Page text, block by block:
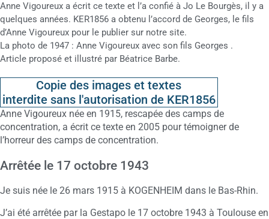
Anne Vigoureux a écrit ce texte et l’a confié à Jo Le Bourgès, il y a
quelques années. KER1856 a obtenu l’accord de Georges, le fils
d’Anne Vigoureux pour le publier sur notre site.
La photo de 1947 : Anne Vigoureux avec son fils Georges .
Article proposé et illustré par Béatrice Barbe.
Copie des images et textes
interdite sans l'autorisation de KER1856
Anne Vigoureux née en 1915, rescapée des camps de
concentration, a écrit ce texte en 2005 pour témoigner de
l’horreur des camps de concentration.
Arrêtée le 17 octobre 1943
Je suis née le 26 mars 1915 à KOGENHEIM dans le Bas-Rhin.
J’ai été arrêtée par la Gestapo le 17 octobre 1943 à Toulouse en